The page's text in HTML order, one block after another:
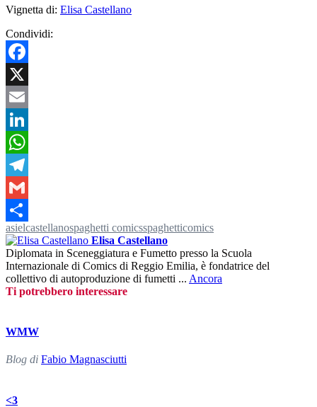
Vignetta di: Elisa Castellano
Condividi:
Facebook
X
Email
LinkedIn
WhatsApp
Telegram
Gmail
Condividi
asielcastellanospaghetti comicsspaghetticomics
Elisa Castellano
Diplomata in Sceneggiatura e Fumetto presso la Scuola
Internazionale di Comics di Reggio Emilia, è fondatrice del
collettivo di autoproduzione di fumetti ... Ancora
Ti potrebbero interessare
WMW
Blog di Fabio Magnasciutti
<3